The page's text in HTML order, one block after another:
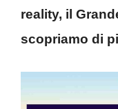
reality, il
scopriamo di